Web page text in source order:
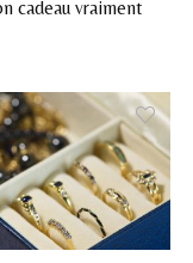
cadeau vraiment